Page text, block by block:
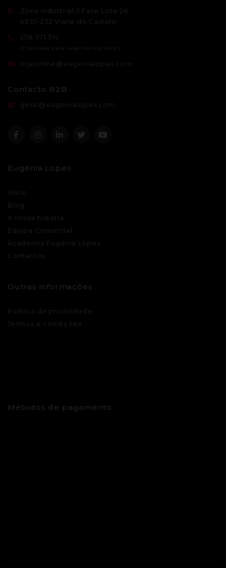
Zona Industrial II Fase Lote 26,
4935-232 Viana do Castelo
258 371 314
lojaonline@eugenialopes.com
Contacto B2B
geral@eugenialopes.com
Eugénia Lopes
Início
Blog
A nossa história
Equipa Comercial
Academia Eugénia Lopes
Contactos
Outras informações
Política de privacidade
Termos e condições
Métodos de pagamento